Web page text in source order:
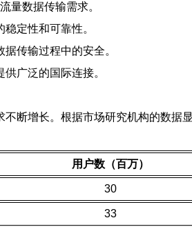
量数据传输需求。
定性和可靠性。
传输过程中的安全。
广泛的国际连接。
断增长。根据市场研究机构的数据
用户数（百万）
30
33